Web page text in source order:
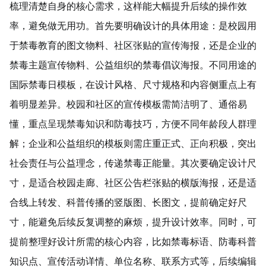
梳理清楚自身的核心需求，这样能大幅提升后续的操作效
率，避免做无用功。首先要明确设计的具体用途：是校园用
于禁毒教育的图文物料、社区张贴的宣传海报，还是企业的
禁毒主题宣传物料、公益组织的禁毒倡议海报。不同用途的
国际禁毒日模板，在设计风格、尺寸规格和内容侧重点上有
着明显差异。校园和社区的宣传模板需简洁明了、通俗易
懂，重点呈现禁毒知识和防毒技巧，方便不同年龄段人群理
解；企业和公益组织的模板则需庄重正式、正向积极，突出
社会责任与公益理念，传递禁毒正能量。其次要确定设计尺
寸，是适合校园走廊、社区公告栏张贴的横版海报，还是适
合线上转发、科普传播的竖版图、长图文，提前确定好尺
寸，能避免后续反复调整的麻烦，提升设计效率。同时，可
提前整理好设计所需的核心内容，比如禁毒标语、防毒科普
知识点、宣传活动详情、单位名称、 联系方式等，后续编辑